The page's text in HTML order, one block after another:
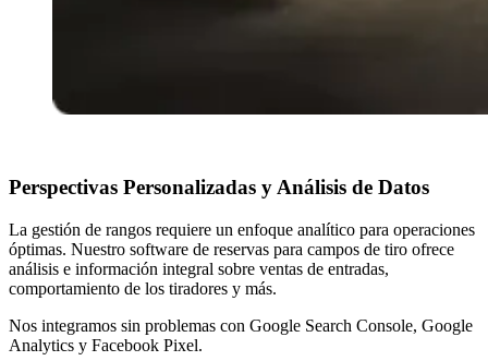
Perspectivas Personalizadas y Análisis de Datos
La gestión de rangos requiere un enfoque analítico para operaciones
óptimas. Nuestro software de reservas para campos de tiro ofrece
análisis e información integral sobre ventas de entradas,
comportamiento de los tiradores y más.
Nos integramos sin problemas con Google Search Console, Google
Analytics y Facebook Pixel.